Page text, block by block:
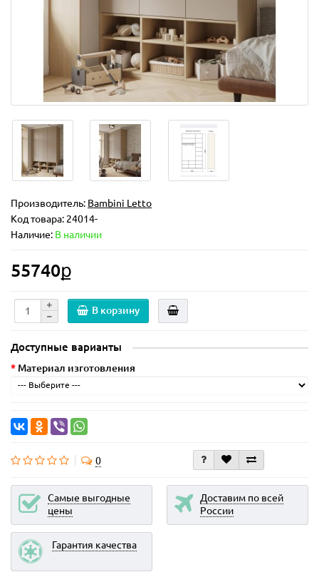
Производитель: Bambini Letto
Код товара: 24014-
Наличие: В наличии
55740ք
В корзину
Доступные варианты
Материал изготовления
0
Самые выгодные
цены
Доставим по всей
России
Гарантия качества